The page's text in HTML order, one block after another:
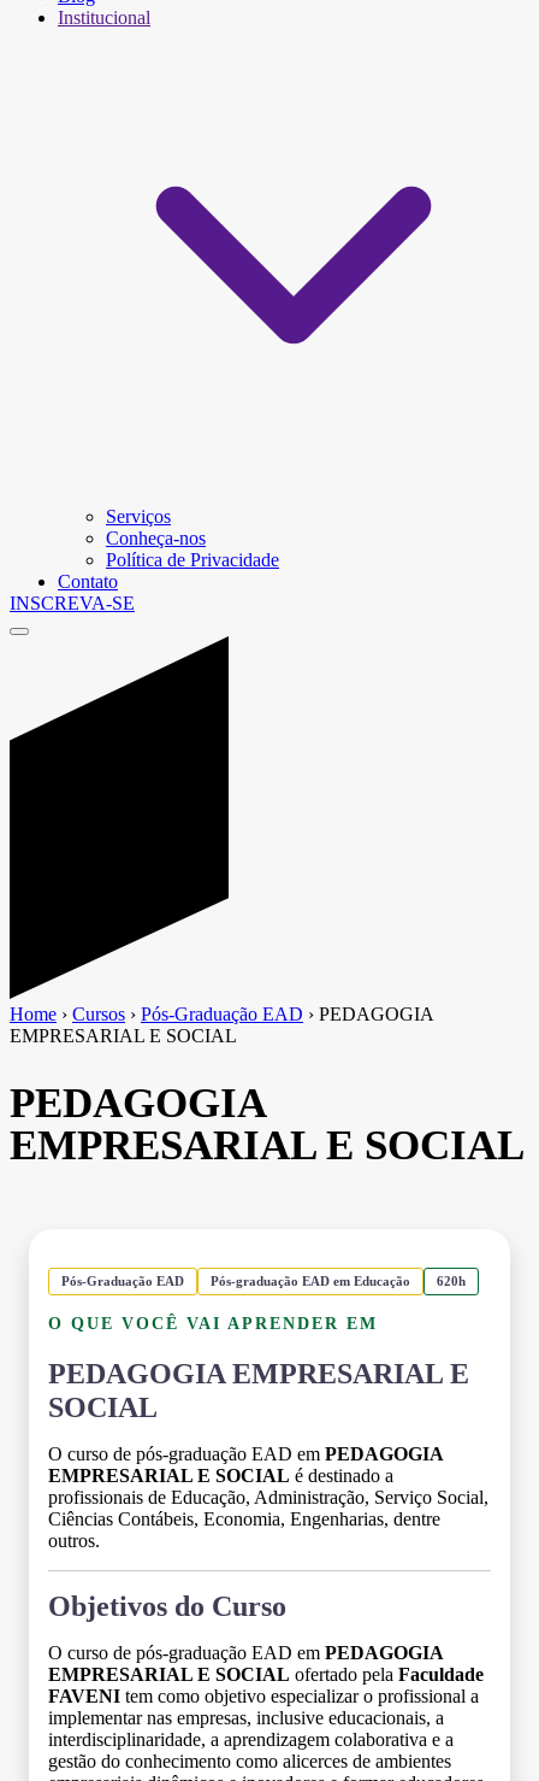
Institucional
Serviços
Conheça-nos
Política de Privacidade
Contato
INSCREVA-SE
Home › Cursos › Pós-Graduação EAD › PEDAGOGIA
EMPRESARIAL E SOCIAL
PEDAGOGIA
EMPRESARIAL E SOCIAL
Pós-Graduação EAD Pós-graduação EAD em Educação 620h
O QUE VOCÊ VAI APRENDER EM
PEDAGOGIA EMPRESARIAL E
SOCIAL
O curso de pós-graduação EAD em PEDAGOGIA
EMPRESARIAL E SOCIAL é destinado a
profissionais de Educação, Administração, Serviço Social,
Ciências Contábeis, Economia, Engenharias, dentre
outros.
Objetivos do Curso
O curso de pós-graduação EAD em PEDAGOGIA
EMPRESARIAL E SOCIAL ofertado pela Faculdade
FAVENI tem como objetivo especializar o profissional a
implementar nas empresas, inclusive educacionais, a
interdisciplinaridade, a aprendizagem colaborativa e a
gestão do conhecimento como alicerces de ambientes